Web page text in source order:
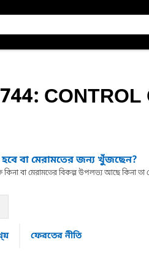
: CONTROL
বা মেরামতের জন্য খুঁজছেন?
কিনা বা মেরামতের বিকল্প উপলভ্য আছে কিনা
ফেরতের নীতি